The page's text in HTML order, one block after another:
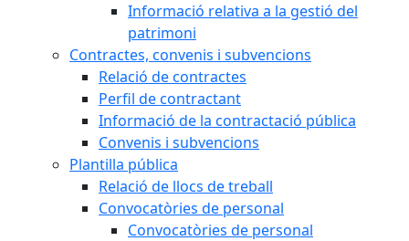
Informació relativa a la gestió del
patrimoni
Contractes, convenis i subvencions
Relació de contractes
Perfil de contractant
Informació de la contractació pública
Convenis i subvencions
Plantilla pública
Relació de llocs de treball
Convocatòries de personal
Convocatòries de personal